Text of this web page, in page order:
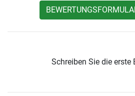
Schreiben Sie die erste